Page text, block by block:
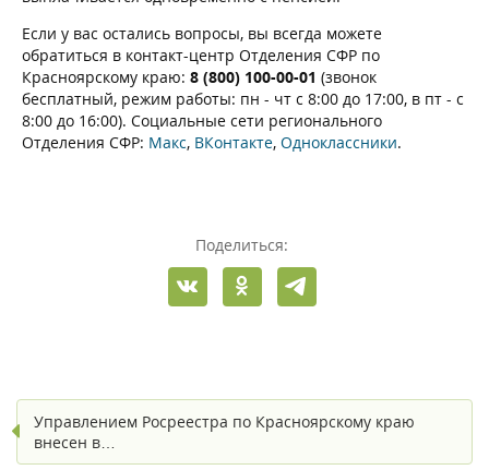
Если у вас остались вопросы, вы всегда можете
обратиться в контакт-центр Отделения СФР по
Красноярскому краю: 8 (800) 100-00-01 (звонок
бесплатный, режим работы: пн - чт с 8:00 до 17:00, в пт - с
8:00 до 16:00). Социальные сети регионального
Отделения СФР: Макс, ВКонтакте, Одноклассники.
Поделиться:
Управлением Росреестра по Красноярскому краю
внесен в…